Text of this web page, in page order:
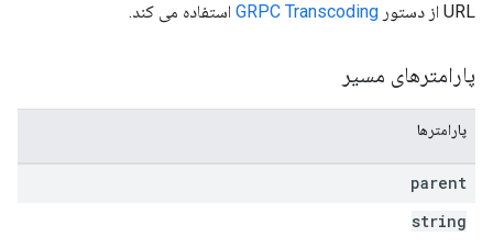
URL از دستور GRPC Transcoding استفاده می کند.
پارامترهای مسیر
پارامترها
parent
string